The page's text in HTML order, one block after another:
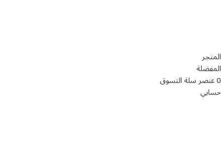
المتجر
المفضلة
0عنصرسلة التسوق
حسابي